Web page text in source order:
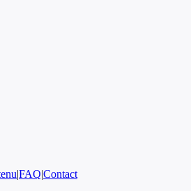
|FAQ|Contact